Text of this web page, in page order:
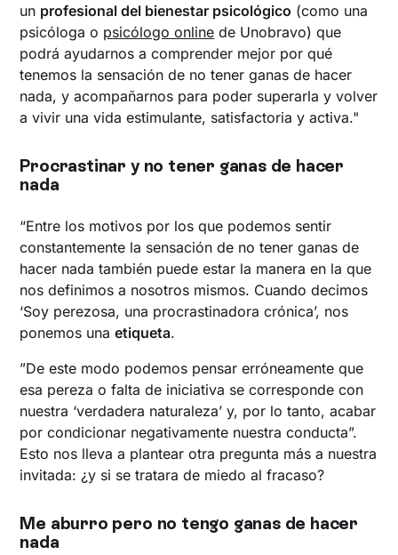
un profesional del bienestar psicológico (como una
psicóloga o psicólogo online de Unobravo) que
podrá ayudarnos a comprender mejor por qué
tenemos la sensación de no tener ganas de hacer
nada, y acompañarnos para poder superarla y volver
a vivir una vida estimulante, satisfactoria y activa."
Procrastinar y no tener ganas de hacer
nada
“Entre los motivos por los que podemos sentir
constantemente la sensación de no tener ganas de
hacer nada también puede estar la manera en la que
nos definimos a nosotros mismos. Cuando decimos
‘Soy perezosa, una procrastinadora crónica’, nos
ponemos unaetiqueta.
”De este modo podemos pensar erróneamente que
esa pereza o falta de iniciativa se corresponde con
nuestra ‘verdadera naturaleza’ y, por lo tanto, acabar
por condicionar negativamente nuestra conducta”.
Esto nos lleva a plantear otra pregunta más a nuestra
invitada: ¿y si se tratara de miedo al fracaso?
Me aburro pero no tengo ganas de hacer
nada